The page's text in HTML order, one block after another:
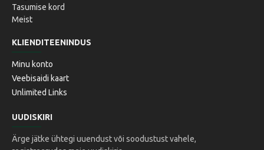
Tasumise kord
Meist
KLIENDITEENINDUS
Minu konto
Veebisaidi kaart
Unlimited Links
UUDISKIRI
Ärge jätke ühtegi uuendust või soodustust vahele,